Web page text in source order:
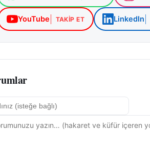
YouTube TAKIP ET LinkedIn